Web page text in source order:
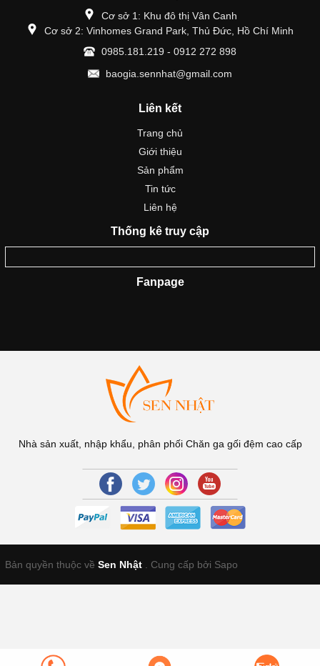
Cơ sở 1: Khu đô thị Vân Canh
Cơ sở 2: Vinhomes Grand Park, Thủ Đức, Hồ Chí Minh
0985.181.219 - 0912 272 898
baogia.sennhat@gmail.com
Liên kết
Trang chủ
Giới thiệu
Sản phẩm
Tin tức
Liên hệ
Thống kê truy cập
Fanpage
Nhà sản xuất, nhập khẩu, phân phối Chăn ga gối đệm cao cấp
Bản quyền thuộc về Sen Nhật Cung cấp bởi Sapo